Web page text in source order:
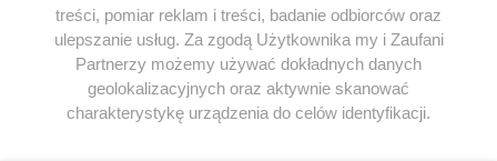
KONTAKT
ODWIEDŹ RÓWNIEŻ:
treści, pomiar reklam i treści, badanie odbiorców oraz
ulepszanie usług. Za zgodą Użytkownika my i Zaufani
Partnerzy możemy używać dokładnych danych
geolokalizacyjnych oraz aktywnie skanować
charakterystykę urządzenia do celów identyfikacji.